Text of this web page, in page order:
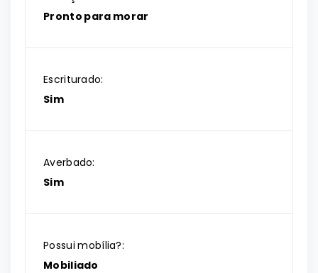
Pronto para morar
Escriturado:
Sim
Averbado:
Sim
Possui mobília?:
Mobiliado